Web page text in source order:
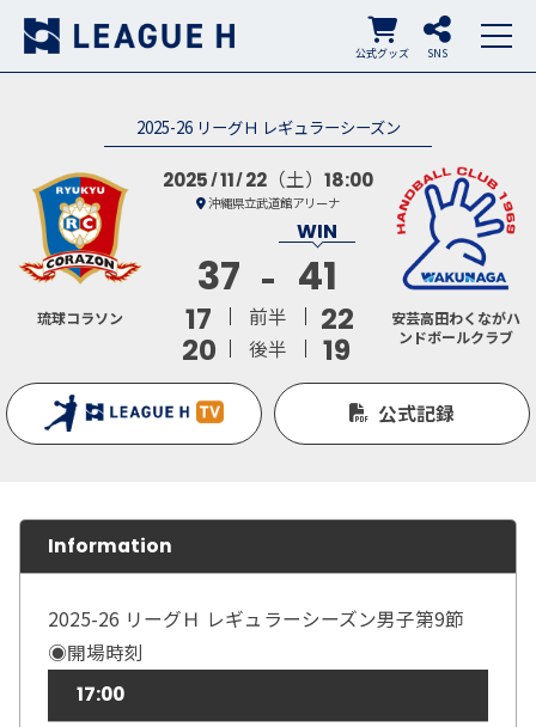
SNS
公式グッズ
2025-26 リーグＨ レギュラーシーズン
琉球コラソン
2025 11 22 （土）18:00
沖縄県立武道館アリーナ
37 41
17 前半
22
20
後半 19
安芸高田わくながハ
ンドボールクラブ
公式記録
Information
2025-26 リーグＨ レギュラーシーズン男子第9節
◉開場時刻
17:00